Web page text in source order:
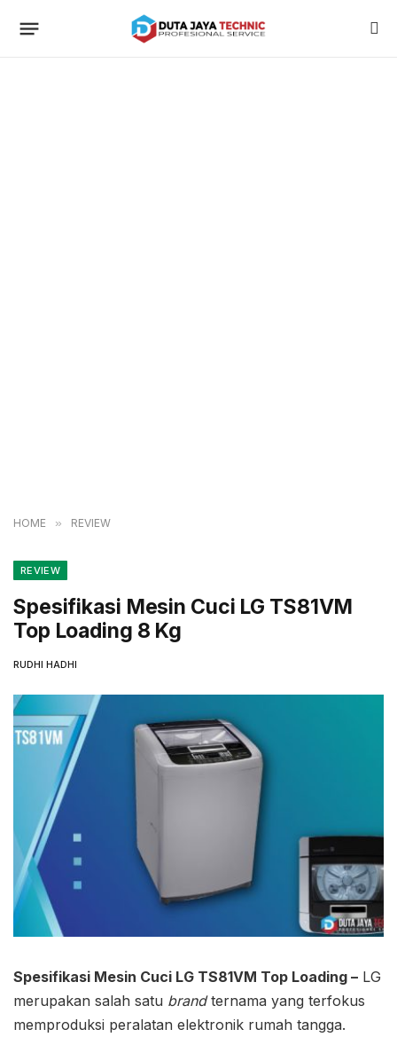
HOME » REVIEW
REVIEW
Spesifikasi Mesin Cuci LG TS81VM
Top Loading 8 Kg
RUDHI HADHI
Spesifikasi Mesin Cuci LG TS81VM Top Loading – LG
merupakan salah satu brandternama yang terfokus
memproduksi peralatan elektronik rumah tangga.